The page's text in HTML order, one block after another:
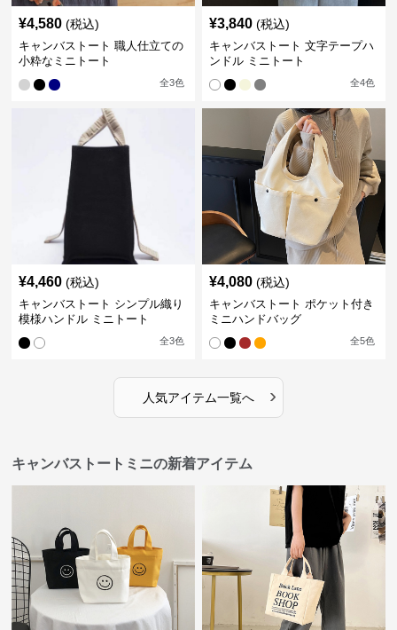
¥4,580 (税込)
キャンバストート 職人仕立ての
小粋なミニトート
全3色
¥3,840 (税込)
キャンバストート 文字テープハ
ンドル ミニトート
全4色
¥4,460 (税込)
キャンバストート シンプル織り
模様ハンドル ミニトート
全3色
¥4,080 (税込)
キャンバストート ポケット付き
ミニハンドバッグ
全5色
人気アイテム一覧へ ›
キャンバストートミニの新着アイテム